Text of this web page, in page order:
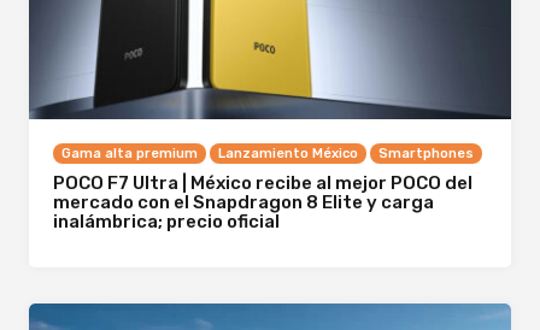
Gama alta premium Lanzamiento México Smartphones
POCO F7 Ultra | México recibe al mejor POCO del
mercado con el Snapdragon 8 Elite y carga
inalámbrica; precio oficial